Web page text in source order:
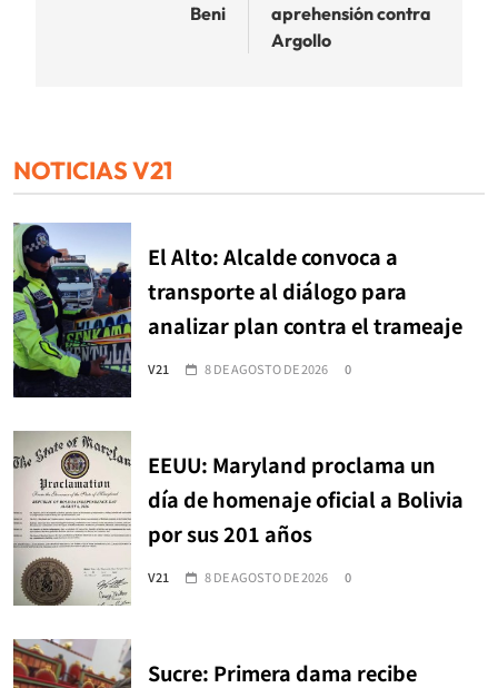
Beni
aprehensión contra
Argollo
NOTICIAS V21
El Alto: Alcalde convoca a
transporte al diálogo para
analizar plan contra el trameaje
V21 8 DE AGOSTO DE 2026 0
EEUU: Maryland proclama un
día de homenaje oficial a Bolivia
por sus 201 años
V21 8 DE AGOSTO DE 2026 0
Sucre: Primera dama recibe